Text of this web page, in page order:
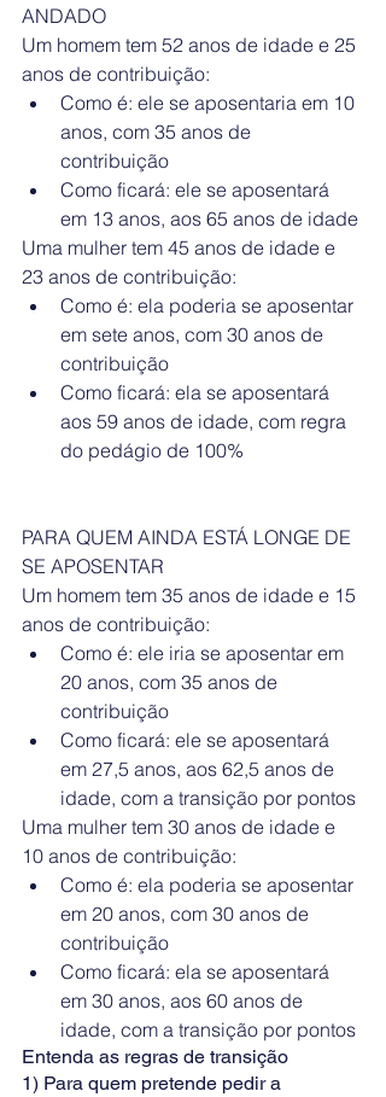
ANDADO
Um homem tem 52 anos de idade e 25
anos de contribuição:
Como é: ele se aposentaria em 10
anos, com 35 anos de
contribuição
Como ficará: ele se aposentará
em 13 anos, aos 65 anos de idade
Uma mulher tem 45 anos de idade e
23 anos de contribuição:
Como é: ela poderia se aposentar
em sete anos, com 30 anos de
contribuição
Como ficará: ela se aposentará
aos 59 anos de idade, com regra
do pedágio de 100%
PARA QUEM AINDA ESTÁ LONGE DE
SE APOSENTAR
Um homem tem 35 anos de idade e 15
anos de contribuição:
Como é: ele iria se aposentar em
20 anos, com 35 anos de
contribuição
Como ficará: ele se aposentará
em 27,5 anos, aos 62,5 anos de
idade, com a transição por pontos
Uma mulher tem 30 anos de idade e
10 anos de contribuição:
Como é: ela poderia se aposentar
em 20 anos, com 30 anos de
contribuição
Como ficará: ela se aposentará
em 30 anos, aos 60 anos de
idade, com a transição por pontos
Entenda as regras de transição
1) Para quem pretende pedir a